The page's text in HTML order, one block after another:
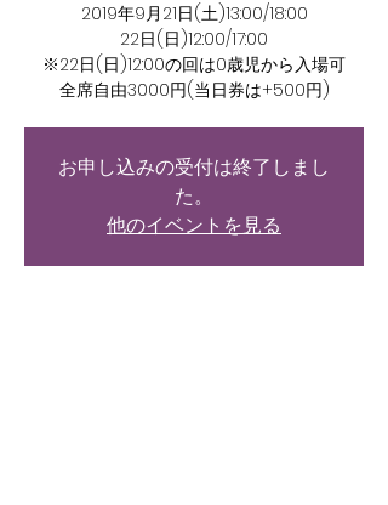
2019年9月21日(土)13:00/18:00
22日(日)12:00/17:00
※22日(日)12:00の回は0歳児から入場可
全席自由3000円(当日券は+500円)
お申し込みの受付は終了しまし
た。
他のイベントを見る